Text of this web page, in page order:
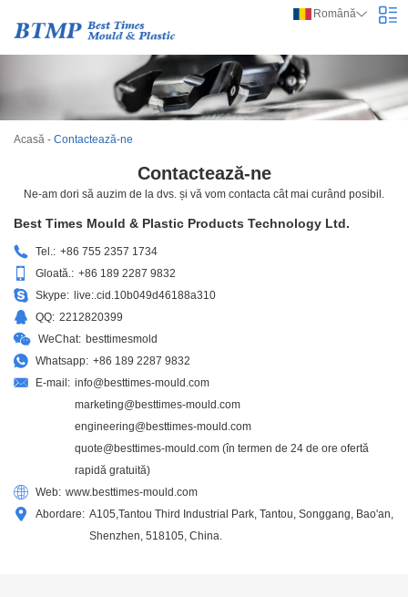
Română
Acasă - Contactează-ne
Contactează-ne
Ne-am dori să auzim de la dvs. și vă vom contacta cât mai curând posibil.
Best Times Mould & Plastic Products Technology Ltd.
Tel.: +86 755 2357 1734
Gloată.: +86 189 2287 9832
Skype: live:.cid.10b049d46188a310
QQ: 2212820399
WeChat: besttimesmold
Whatsapp: +86 189 2287 9832
E-mail: info@besttimes-mould.com
marketing@besttimes-mould.com
engineering@besttimes-mould.com
quote@besttimes-mould.com (în termen de 24 de ore ofertă
rapidă gratuită)
Web: www.besttimes-mould.com
Abordare: A105,Tantou Third Industrial Park, Tantou, Songgang, Bao'an,
Shenzhen, 518105, China.